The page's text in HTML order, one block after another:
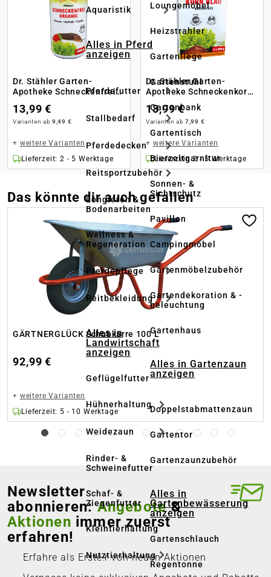
Aquaristik
Alles in Pferd
anzeigen
Pferdefutter
Stallbedarf
Pferdedecken
Reitsportzubehör
Longieren &
Bodenarbeiten
Wellness &
Regeneration
Pferdepflege
Reitbekleidung
Alles in
Landwirtschaft
anzeigen
Geflügelfutter
Hühnerhaltung
Weidezaun
Rinder- &
Schweinefutter
Schaf- &
Ziegenfutter
Kleintierhaltung
Nutztierhaltung
Loungemöbel
Heizstrahler
Gartenliege
Gartenstuhl
Gartenbank
Gartentisch
Bierzeltgarnitur
Sonnen- &
Sichtschutz
Pavillon
Campingmöbel
Gartenmöbelzubehör
Gartendekoration & -
beleuchtung
Gartenhaus
Alles in Gartenzaun
anzeigen
Doppelstabmattenzaun
Gartentor
Gartenzaunzubehör
Alles in
Gartenbewässerung
anzeigen
Gartenschlauch
Regentonne
Dr. Stähler Garten-
Apotheke Schneckenfrei
13,99 €
Varianten ab 9,49 €
+ weitere Varianten
Lieferzeit: 2 - 5 Werktage
Dr. Stähler Garten-
Apotheke Schneckenkorn
13,99 €
Varianten ab 7,99 €
+ weitere Varianten
Lieferzeit: 2 - 5 Werktage
Das könnte dir auch gefallen
Produktgalerie überspringen
GÄRTNERGLÜCK Schubkarre 100 L
92,99 €
+ weitere Varianten
Lieferzeit: 5 - 10 Werktage
Newsletter
abonnieren:Angebote &
Aktionen immer zuerst
erfahren!
Erfahre als Erste:r von neuen Aktionen